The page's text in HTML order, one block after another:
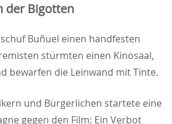
der Bigotten
Buñuel einen handfesten
stürmten einen Kinosaal,
bewarfen die Leinwand mit Tinte.
und Bürgerlichen startete eine
gegen den Film: Ein Verbot